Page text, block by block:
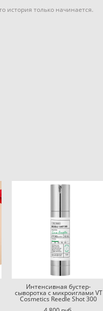
история только начинается.
Интенсивная бустер-
сыворотка с микроиглами VT
Cosmetics Reedle Shot 300